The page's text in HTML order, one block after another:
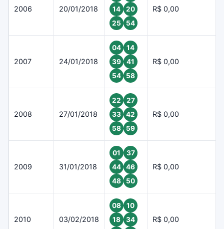
2006 20/01/2018
14
20
25
54
R$ 0,00
2007 24/01/2018
04
14
39
41
54
58
R$ 0,00
2008 27/01/2018
22
27
33
42
58
59
R$ 0,00
2009 31/01/2018
01
37
44
46
48
50
R$ 0,00
2010 03/02/2018
08
10
18
34
R$ 0,00